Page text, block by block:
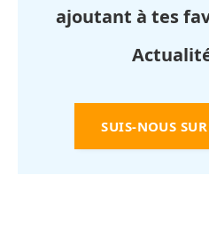
ajoutant à tes
SUIS-NOUS